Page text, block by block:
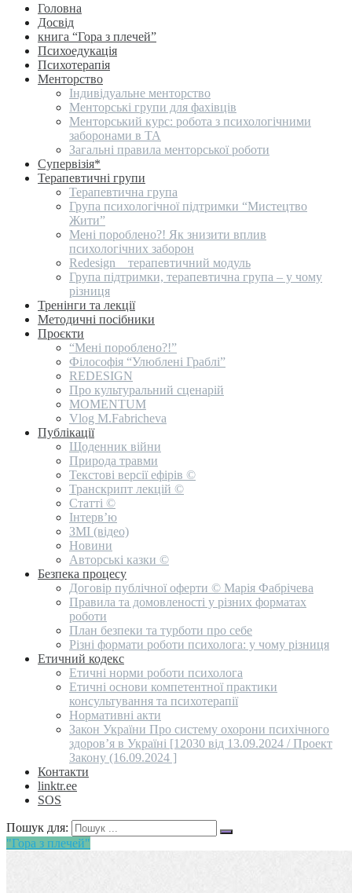
Головна
Досвід
книга “Гора з плечей”
Психоедукація
Психотерапія
Менторство
Індивідуальне менторство
Менторські групи для фахівців
Менторський курс: робота з психологічними
заборонами в ТА
Загальні правила менторської роботи
Супервізія*
Терапевтичні групи
Терапевтична група
Група психологічної підтримки “Мистецтво
Жити”
Мені пороблено?! Як знизити вплив
психологічних заборон
Redesign _ терапевтичний модуль
Група підтримки, терапевтична група – у чому
різниця
Тренінги та лекції
Методичні посібники
Проєкти
“Мені пороблено?!”
Філософія “Улюблені Граблі”
REDESIGN
Про культуральний сценарій
MOMENTUM
Vlog M.Fabricheva
Публікації
Щоденник війни
Природа травми
Текстові версії ефірів ©
Транскрипт лекцій ©
Статті ©
Інтерв’ю
ЗМІ (відео)
Новини
Авторські казки ©
Безпека процесу
Договір публічної оферти © Марія Фабрічева
Правила та домовленості у різних форматах
роботи
План безпеки та турботи про себе
Різні формати роботи психолога: у чому різниця
Етичний кодекс
Етичні норми роботи психолога
Етичні основи компетентної практики
консультування та психотерапії
Нормативні акти
Закон України Про систему охорони психічного
здоров’я в Україні [12030 від 13.09.2024 / Проект
Закону (16.09.2024 ]
Контакти
linktr.ee
SOS
Пошук для:
"Гора з плечей"